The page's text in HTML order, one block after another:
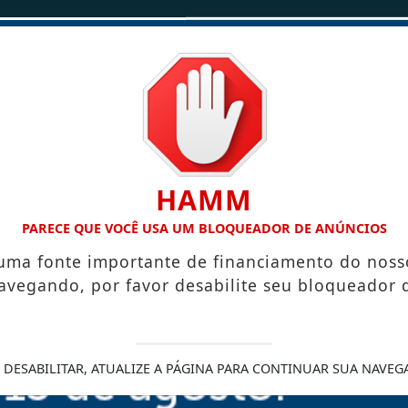
NOTÍCIAS /
PÃES E OUTRAS DELÍCIAS EM ALFREDO CHAVES
para uniformes e
a dignidade
HAMM
PARECE QUE VOCÊ USA UM BLOQUEADOR DE ANÚNCIOS
fonte importante de financiamento do
por favor desabilite seu bloqueador
DESABILITAR, ATUALIZE A PÁGINA PARA CONTINUAR SUA